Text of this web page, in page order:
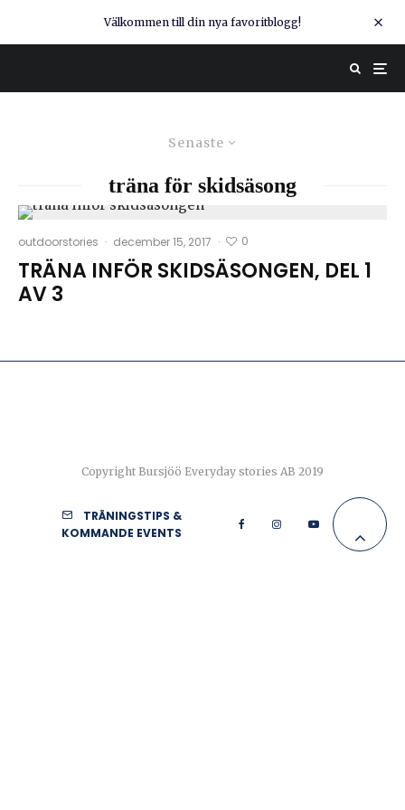
Välkommen till din nya favoritblogg!
Senaste
träna för skidsäsong
outdoorstories · december 15, 2017 · 0
TRÄNA INFÖR SKIDSÄSONGEN, DEL 1
AV 3
Copyright Bursjöö Everyday stories AB 2019
TRÄNINGSTIPS &
KOMMANDE EVENTS